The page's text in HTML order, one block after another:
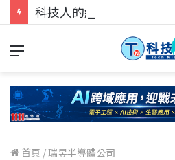
首頁 /瑞昱半導體公司